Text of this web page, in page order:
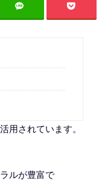
用されています。
ルが豊富で